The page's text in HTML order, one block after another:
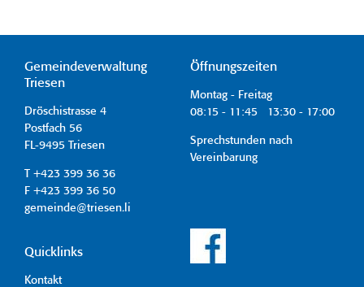
Gemeindeverwaltung
Triesen
Dröschistrasse 4
Postfach 56
FL-9495 Triesen
T +423 399 36 36
F +423 399 36 50
gemeinde@triesen.li
Öffnungszeiten
Montag - Freitag
08:15 - 11:45 13:30 - 17:00
Sprechstunden nach
Vereinbarung
Quicklinks
Kontakt